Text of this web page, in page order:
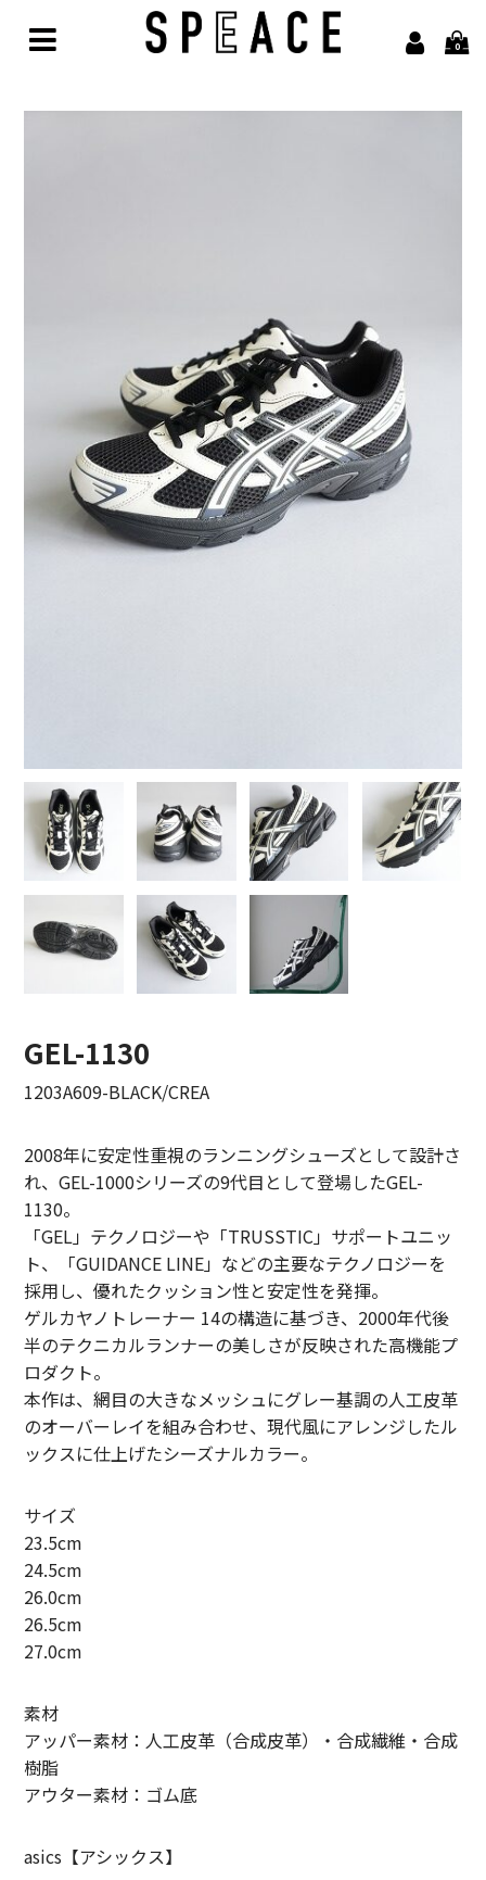
0
BARAILLE＆GARMENTS【バライルアンドガーメンツ】
凹凸bocodeco【ボコデコ 】
COMESANDGOES【カムズアンドゴーズ】
COTTON PAN【コットンパン】
HAAL【ハール】
HARROGATE【ハロゲイト】
INTERIM【インテリム】
ITTI【イッチ】
LUCKY SOCKS【ラッキーソックス】
MIZUNO【ミズノ】
NEZU YOHIN TEN【ネズヨウヒンテン】
New balnace【ニューバランス】
ORuKuBET【オルクベット】
PHIGVEL MAKERS Co.【フィグベル】
POST O’ALLS【ポストオーバーオールズ】
Product Twelve【プロダクトトゥエルブ】
REMI RELIEF【レミレリーフ】
saby【サバイ】
superNova.【スーパーノヴァ】
TAUPE【トープ】
ULTERIOR【アルテリア】
Willow Pants 【ウィローパンツ】
WEST’S OVERALLS【ウエストオーバーオールズ】
TOPS
GEL-1130
1203A609-BLACK/CREA
2008年に安定性重視のランニングシューズとして設計さ
れ、GEL-1000シリーズの9代目として登場したGEL-
1130。
「GEL」テクノロジーや「TRUSSTIC」サポートユニッ
ト、「GUIDANCE LINE」などの主要なテクノロジーを
採用し、優れたクッション性と安定性を発揮。
ゲルカヤノトレーナー 14の構造に基づき、2000年代後
半のテクニカルランナーの美しさが反映された高機能プ
ロダクト。
本作は、網目の大きなメッシュにグレー基調の人工皮革
のオーバーレイを組み合わせ、現代風にアレンジしたル
ックスに仕上げたシーズナルカラー。
サイズ
23.5cm
24.5cm
26.0cm
26.5cm
27.0cm
素材
アッパー素材：人工皮革（合成皮革）・合成繊維・合成
樹脂
アウター素材：ゴム底
asics【アシックス】